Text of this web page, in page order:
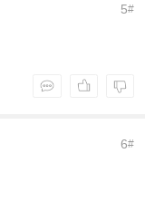
5#
6#